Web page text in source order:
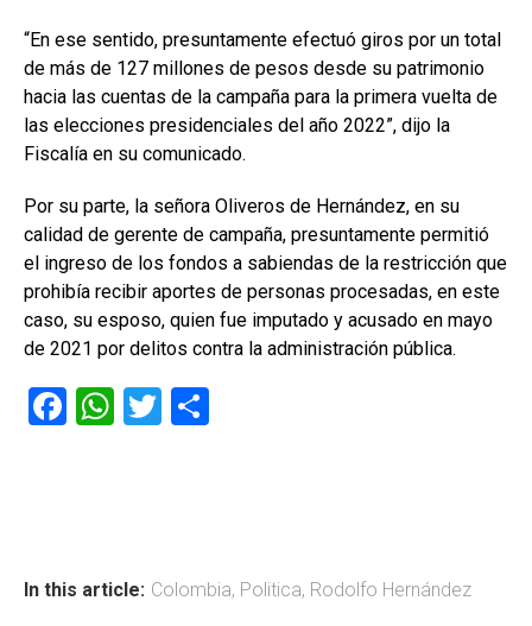
“En ese sentido, presuntamente efectuó giros por un total
de más de 127 millones de pesos desde su patrimonio
hacia las cuentas de la campaña para la primera vuelta de
las elecciones presidenciales del año 2022”, dijo la
Fiscalía en su comunicado.
Por su parte, la señora Oliveros de Hernández, en su
calidad de gerente de campaña, presuntamente permitió
el ingreso de los fondos a sabiendas de la restricción que
prohibía recibir aportes de personas procesadas, en este
caso, su esposo, quien fue imputado y acusado en mayo
de 2021 por delitos contra la administración pública.
F
ok
W
p
T
tir
In this article: Colombia, Politica, Rodolfo Hernández